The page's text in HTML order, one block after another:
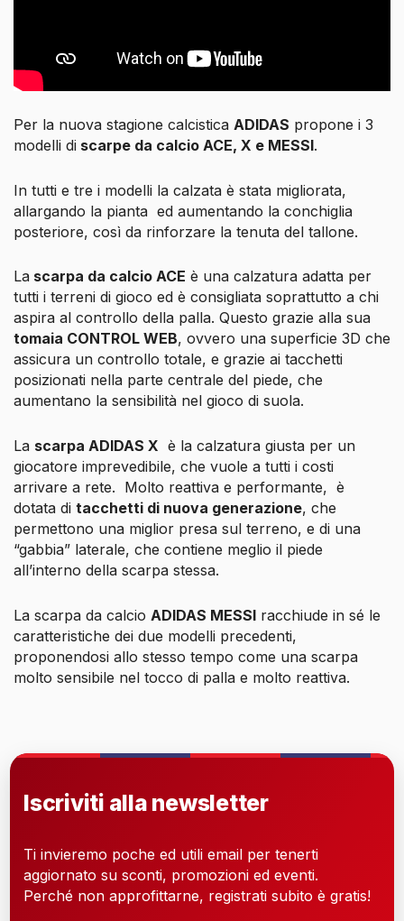
Per la nuova stagione calcistica ADIDAS propone i 3
modelli di scarpe da calcio ACE, X e MESSI.
In tutti e tre i modelli la calzata è stata migliorata,
allargando la pianta ed aumentando la conchiglia
posteriore, così da rinforzare la tenuta del tallone.
La scarpa da calcio ACE è una calzatura adatta per
tutti i terreni di gioco ed è consigliata soprattutto a chi
aspira al controllo della palla. Questo grazie alla sua
tomaia CONTROL WEB, ovvero una superficie 3D che
assicura un controllo totale, e grazie ai tacchetti
posizionati nella parte centrale del piede, che
aumentano la sensibilità nel gioco di suola.
La scarpa ADIDAS X è la calzatura giusta per un
giocatore imprevedibile, che vuole a tutti i costi
arrivare a rete. Molto reattiva e performante, è
dotata di tacchetti di nuova generazione, che
permettono una miglior presa sul terreno, e di una
“gabbia” laterale, che contiene meglio il piede
all’interno della scarpa stessa.
La scarpa da calcio ADIDAS MESSI racchiude in sé le
caratteristiche dei due modelli precedenti,
proponendosi allo stesso tempo come una scarpa
molto sensibile nel tocco di palla e molto reattiva.
Iscriviti alla newsletter
Ti invieremo poche ed utili email per tenerti
aggiornato su sconti, promozioni ed eventi.
Perché non approfittarne, registrati subito è gratis!